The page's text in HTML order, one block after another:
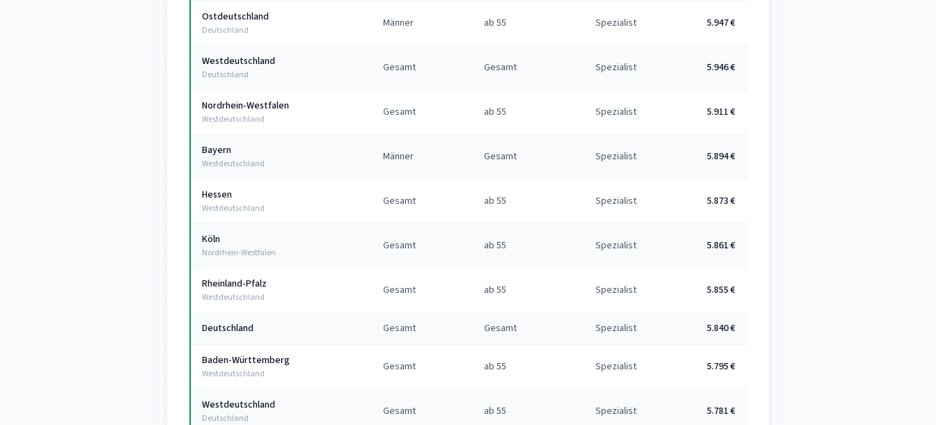
Ostdeutschland
Deutschland
Männer ab 55 Spezialist 5.947 €
Westdeutschland
Deutschland
Gesamt Gesamt Spezialist 5.946 €
Nordrhein-Westfalen
Westdeutschland
Gesamt ab 55 Spezialist 5.911 €
Bayern
Westdeutschland
Männer Gesamt Spezialist 5.894 €
Hessen
Westdeutschland
Gesamt ab 55 Spezialist 5.873 €
Köln
Nordrhein-Westfalen
Gesamt ab 55 Spezialist 5.861 €
Rheinland-Pfalz
Westdeutschland
Gesamt ab 55 Spezialist 5.855 €
Deutschland Gesamt Gesamt Spezialist 5.840 €
Baden-Württemberg
Westdeutschland
Gesamt ab 55 Spezialist 5.795 €
Westdeutschland
Deutschland
Gesamt ab 55 Spezialist 5.781 €